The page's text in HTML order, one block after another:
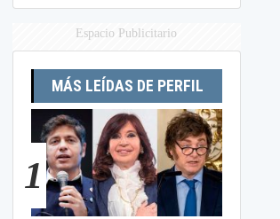
Espacio Publicitario
MÁS LEÍDAS DE PERFIL
1